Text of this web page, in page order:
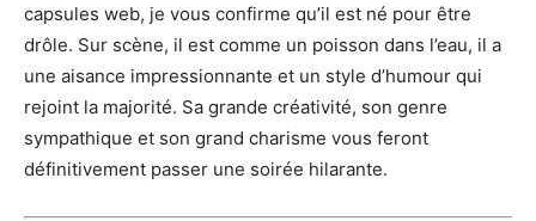
capsules web, je vous confirme qu’il est né pour être
drôle. Sur scène, il est comme un poisson dans l’eau, il a
une aisance impressionnante et un style d’humour qui
rejoint la majorité. Sa grande créativité, son genre
sympathique et son grand charisme vous feront
définitivement passer une soirée hilarante.